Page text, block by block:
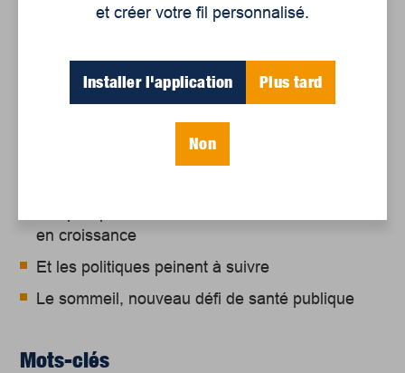
Articles récents
Un siècle de Mauriciennes dans la presse
en croissance
Et les politiques peinent à suivre
Le sommeil, nouveau défi de santé publique
Mots-clés
et créer votre fil personnalisé.
Installer l'application Plus tard
Non